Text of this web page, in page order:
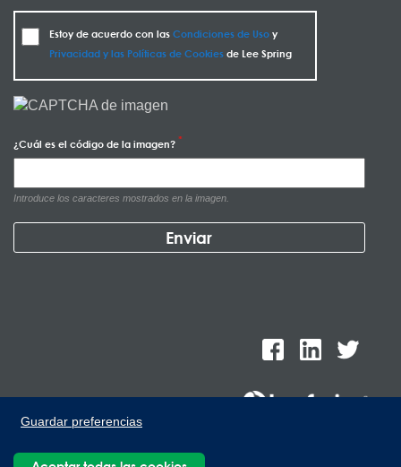
Guardar preferencias
Estoy de acuerdo con las Condiciones de Usoy
Privacidad y las Políticas de Cookiesde Lee Spring
¿Cuál es el código de la imagen?
Introduce los caracteres mostrados en la imagen.
Lee Spring de México, Ave. Apolo 519 Edificio 22, Parque